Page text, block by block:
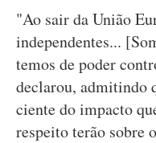
"Ao sair da União
independentes...
temos de poder
declarou, admitindo
ciente do impacto
respeito terão sobre